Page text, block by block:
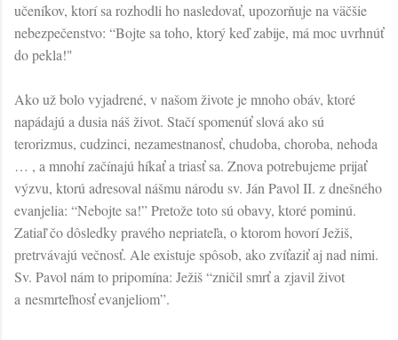
učeníkov, ktorí sa rozhodli ho nasledovať, upozorňuje na väčšie
nebezpečenstvo: “Bojte sa toho, ktorý keď zabije, má moc uvrhnúť
do pekla!"
Ako už bolo vyjadrené, v našom živote je mnoho obáv, ktoré
napádajú a dusia náš život. Stačí spomenúť slová ako sú
terorizmus, cudzinci, nezamestnanosť, chudoba, choroba, nehoda
… , a mnohí začínajú híkať a triasť sa. Znova potrebujeme prijať
výzvu, ktorú adresoval nášmu národu sv. Ján Pavol II. z dnešného
evanjelia: “Nebojte sa!” Pretože toto sú obavy, ktoré pominú.
Zatiaľ čo dôsledky pravého nepriateľa, o ktorom hovorí Ježiš,
pretrvávajú večnosť. Ale existuje spôsob, ako zvíťaziť aj nad nimi.
Sv. Pavol nám to pripomína: Ježiš “zničil smrť a zjavil život
a nesmrteľnosť evanjeliom”.